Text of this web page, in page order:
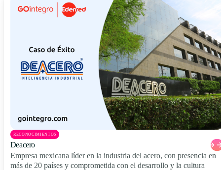
RECONOCIMIENTOS
Deacero
Empresa mexicana líder en la industria del acero, con presencia en
más de 20 países y comprometida con el desarrollo y la cultura